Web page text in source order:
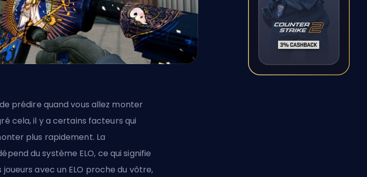
prédire quand vous allez monter
cela, il y a certains facteurs qui
plus rapidement. La
du système ELO, ce qui signifie
avec un ELO proche du vôtre,